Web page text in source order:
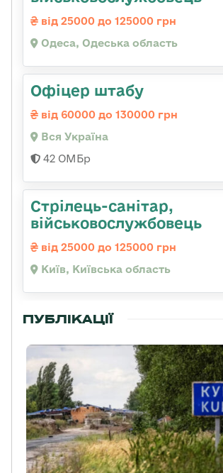
від 25000 до 125000 грн
Одеса, Одеська область
Офіцер штабу
від 60000 до 130000 грн
Вся Україна
42 ОМБр
Стрілець-санітар,
військовослужбовець
від 25000 до 125000 грн
Київ, Київська область
ПУБЛІКАЦІЇ